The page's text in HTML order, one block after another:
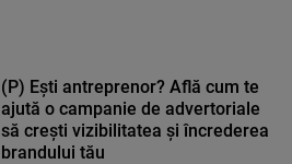
(P) Ești antreprenor? Află cum te
ajută o campanie de advertoriale
să crești vizibilitatea și încrederea
brandului tău